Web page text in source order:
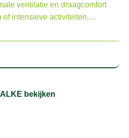
ventilatie en draagcomfort
of intensieve activiteiten.…
bekijken